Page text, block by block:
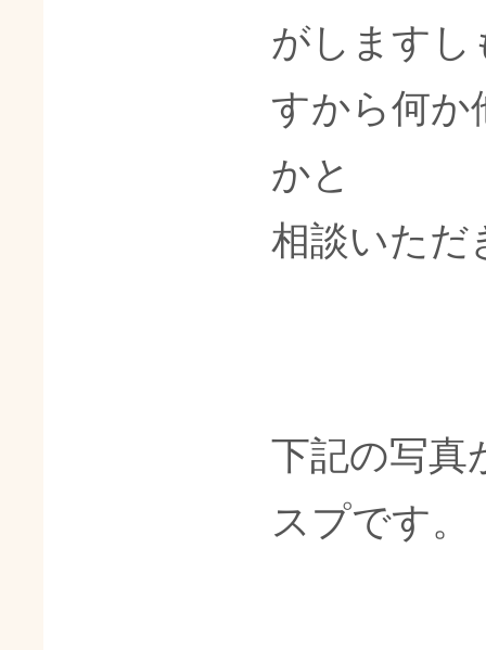
がしますし
すから何か
かと
相談いただ
下記の写真
スプです。